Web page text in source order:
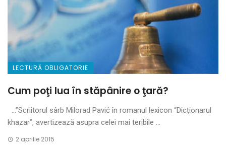
LECTURĂ OBLIGATORIE
Cum poţi lua în stăpânire o ţară?
…”Scriitorul sârb Milorad Pavić în romanul lexicon “Dicţionarul
khazar”, avertizează asupra celei mai teribile ...
2 aprilie 2015